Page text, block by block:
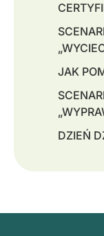
JAK
DZIEŃ